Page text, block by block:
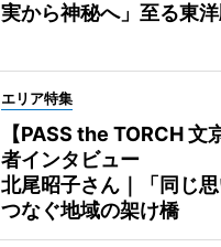
実から神秘へ」至る東
エリア特集
【PASS the TORCH
者インタビュー
北尾昭子さん｜「同じ
つなぐ地域の架け橋